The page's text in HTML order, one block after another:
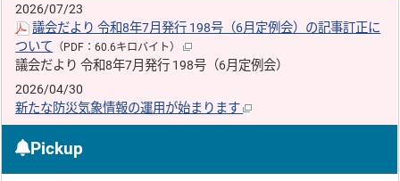
2026/07/23
議会だより 令和8年7月発行 198号（6月定例会）の記事訂正に
ついて （PDF：60.6キロバイト）
議会だより 令和8年7月発行 198号（6月定例会）
2026/04/30
新たな防災気象情報の運用が始まります
Pickup